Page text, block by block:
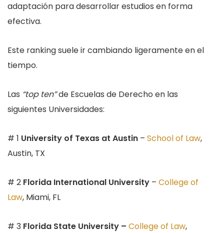
adaptación para desarrollar estudios en forma
efectiva.
Este ranking suele ir cambiando ligeramente en el
tiempo.
Las “top ten”de Escuelas de Derecho en las
siguientes Universidades:
# 1 University of Texas at Austin – School of Law,
Austin, TX
# 2 Florida International University – College of
Law, Miami, FL
# 3 Florida State University – College of Law,